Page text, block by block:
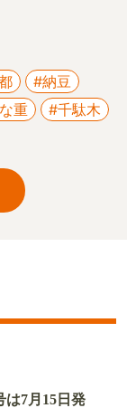
#納豆
重
#千駄木
は7月15日発